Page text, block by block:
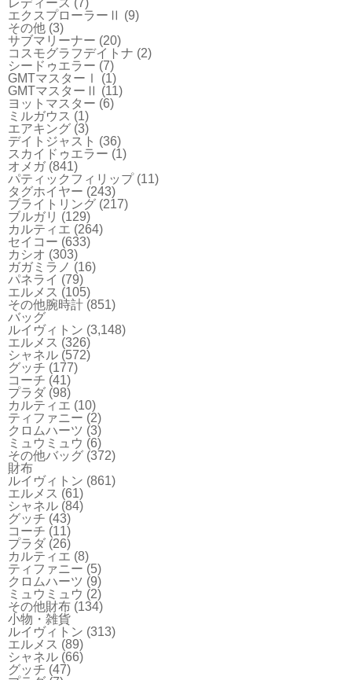
エクスプローラーⅡ (9)
その他 (3)
サブマリーナー (20)
コスモグラフデイトナ (2)
シードゥエラー (7)
GMTマスターⅠ
(1)
GMTマスターⅡ (11)
ヨットマスター (6)
ミルガウス (1)
エアキング (3)
デイトジャスト (36)
スカイドゥエラー (1)
オメガ(841)
パティックフィリップ(11)
タグホイヤー (243)
ブライトリング (217)
ブルガリ (129)
カルティエ (264)
セイコー (633)
カシオ (303)
ガガミラノ (16)
パネライ (79)
エルメス (105)
その他腕時計 (851)
バッグ
ルイヴィトン (3,148)
エルメス (326)
シャネル (572)
グッチ (177)
コーチ (41)
プラダ (98)
カルティエ (10)
ティファニー (2)
クロムハーツ (3)
ミュウミュウ (6)
その他バッグ (372)
財布
ルイヴィトン (861)
エルメス (61)
シャネル (84)
グッチ (43)
コーチ (11)
プラダ (26)
カルティエ (8)
ティファニー (5)
クロムハーツ (9)
ミュウミュウ (2)
その他財布 (134)
小物・雑貨
ルイヴィトン (313)
エルメス (89)
シャネル (66)
グッチ (47)